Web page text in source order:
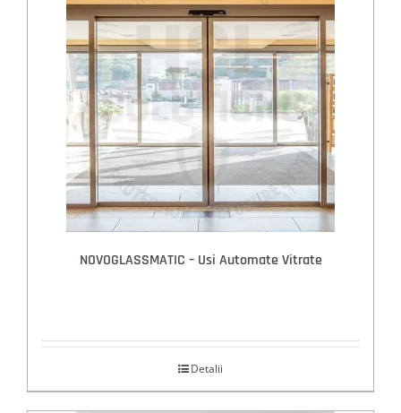
NOVOGLASSMATIC – Usi Automate Vitrate
Detalii